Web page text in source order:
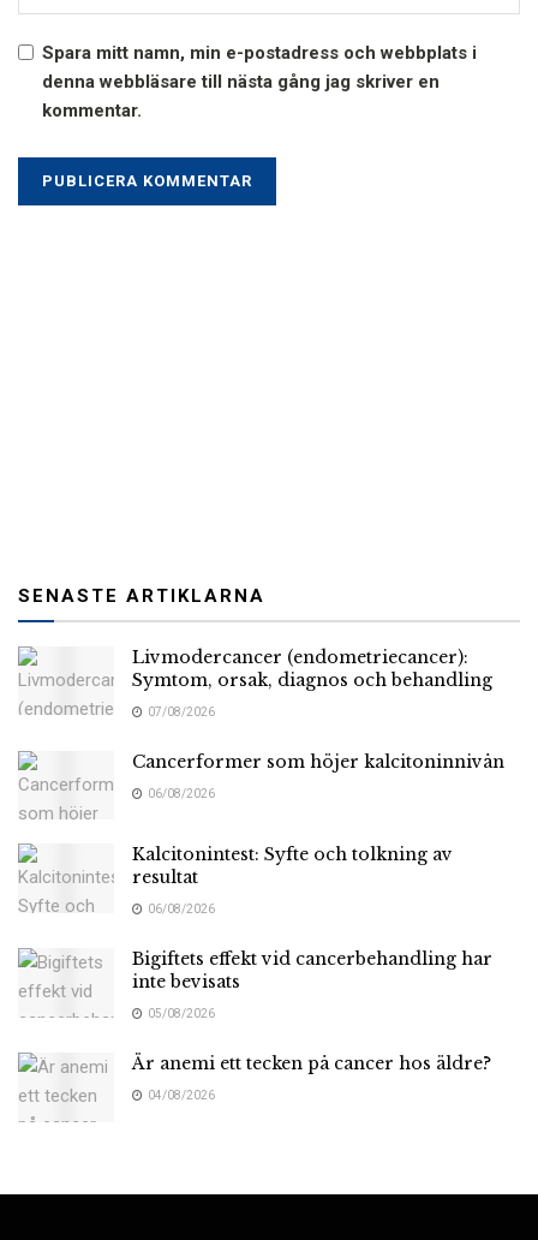
Spara mitt namn, min e-postadress och webbplats i
denna webbläsare till nästa gång jag skriver en
kommentar.
SENASTE ARTIKLARNA
Livmodercancer (endometriecancer):
Symtom, orsak, diagnos och behandling
07/08/2026
Cancerformer som höjer kalcitoninnivån
06/08/2026
Kalcitonintest: Syfte och tolkning av
resultat
06/08/2026
Bigiftets effekt vid cancerbehandling har
inte bevisats
05/08/2026
Är anemi ett tecken på cancer hos äldre?
04/08/2026